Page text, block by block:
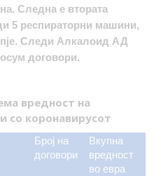
Следна е втората
5 респираторни машини,
Следи Алкалоид АД
договори.
вредност на
со коронавирусот
Број на
договори
Вкупна
вредност
во евра